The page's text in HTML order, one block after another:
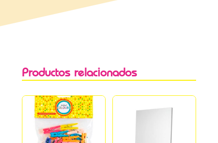
Productos relacionados